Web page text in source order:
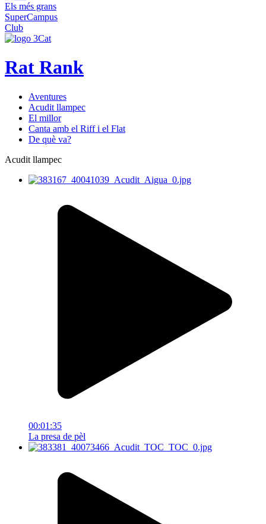
Els més grans
SuperCampus
Club
Rat Rank
Aventures
Acudit llampec
El millor
Canta amb el Riff i el Flat
De què va?
Acudit llampec
00:01:35
La presa de pèl